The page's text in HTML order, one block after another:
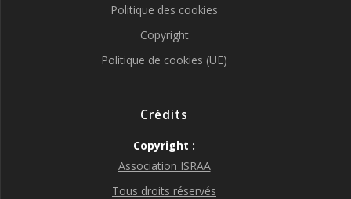
Politique des cookies
Copyright
Politique de cookies (UE)
Crédits
Copyright :
Association ISRAA
Tous droits réservés